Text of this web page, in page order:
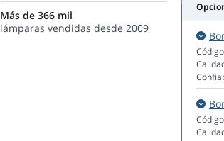
Más de 366 mil
lámparas vendidas desde 2009